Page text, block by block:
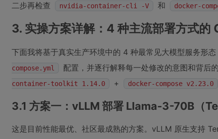
二步再检查 nvidia-container-cli -V 和 docker-
3. 实操方案详解：4 种主流部署方式的
下面我将基于真实生产环境中的 4 种最常见大模型服务形
compose.yml 配置，并逐行解释每一处修改的意图和背后
container-toolkit 1.14.0 + docker-compose v2.23.0
3.1 方案一：vLLM 部署 Llama-3-70B（
这是目前性能最优、社区最成熟的方案。vLLM 原生支持